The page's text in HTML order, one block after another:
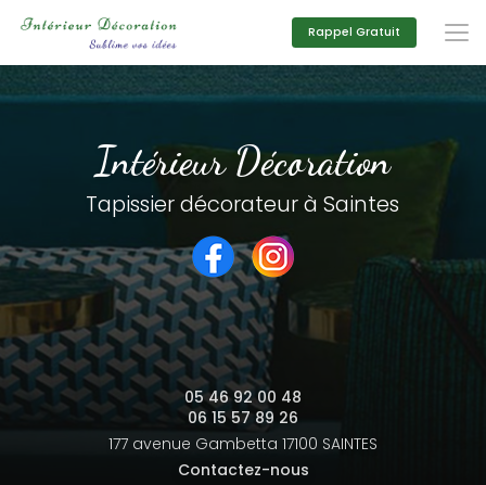
principal
Rappel Gratuit
Intérieur Décoration
Tapissier décorateur à Saintes
05 46 92 00 48
06 15 57 89 26
177 avenue Gambetta 17100 SAINTES
Contactez-nous